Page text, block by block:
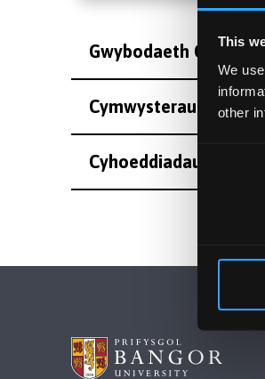
This
We
other
Gwybodaeth Cyswllt
Cymwysterau
Cyhoeddiadau